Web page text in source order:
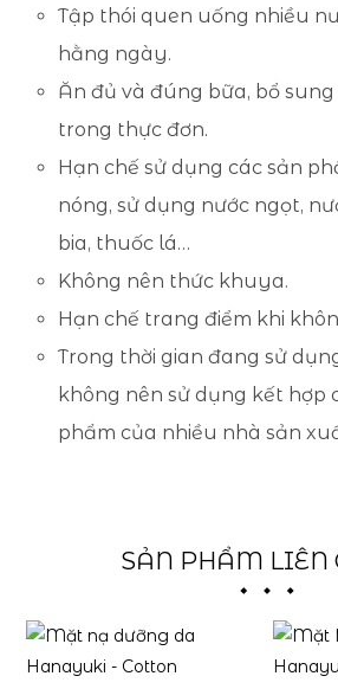
Tập thói quen uống nhiều
hằng ngày.
Ăn đủ và đúng bữa, bổ
trong thực đơn.
Hạn chế sử dụng các sản
nóng, sử dụng nước ngọt,
bia, thuốc lá…
Không nên thức khuya.
Hạn chế trang điểm khi
Trong thời gian đang sử
không nên sử dụng kết hợp
phẩm của nhiều nhà sản
SẢN PHẨM LIÊN